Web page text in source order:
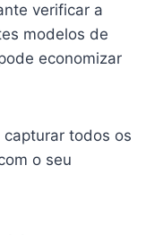
verificar a
modelos de
economizar
todos os
o seu